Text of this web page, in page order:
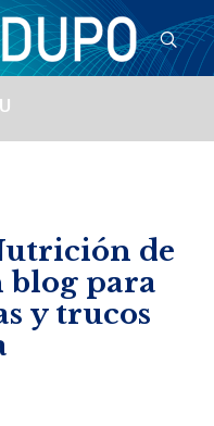
de
blog para
y trucos